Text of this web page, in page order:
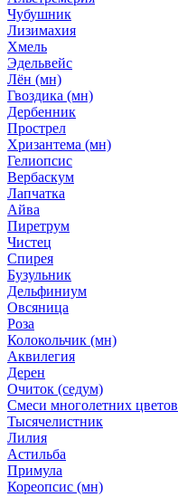
Чубушник
Лизимахия
Хмель
Эдельвейс
Лён (мн)
Гвоздика (мн)
Дербенник
Прострел
Хризантема (мн)
Гелиопсис
Вербаскум
Лапчатка
Айва
Пиретрум
Чистец
Спирея
Бузульник
Дельфиниум
Овсяница
Роза
Колокольчик (мн)
Аквилегия
Дерен
Очиток (седум)
Смеси многолетних цветов
Тысячелистник
Лилия
Астильба
Примула
Кореопсис (мн)